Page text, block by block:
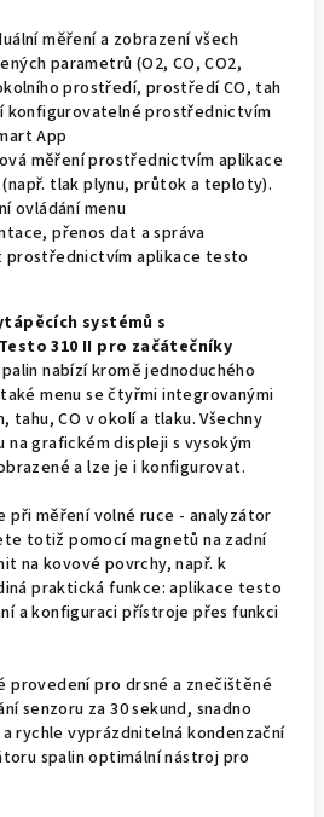
měření a zobrazení všech
parametrů (O2, CO, CO2,
prostředí, prostředí CO, tah
konfigurovatelné prostřednictvím
App
měření prostřednictvím aplikace
tlak plynu, průtok a teploty).
ovládání menu
přenos dat a správa
prostřednictvím aplikace testo
systémů s
310 II pro začátečníky
nabízí kromě jednoduchého
menu se čtyřmi integrovanými
tahu, CO v okolí a tlaku. Všechny
na grafickém displeji s vysokým
a lze je i konfigurovat.
při měření volné ruce - analyzátor
totiž pomocí magnetů na zadní
na kovové povrchy, např. k
praktická funkce: aplikace testo
a konfiguraci přístroje přes funkci
provedení pro drsné a znečištěné
senzoru za 30 sekund, snadno
rychle vyprázdnitelná kondenzační
spalin optimální nástroj pro